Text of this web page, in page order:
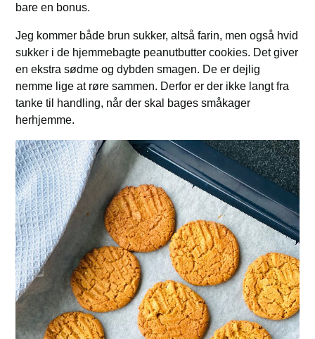
bare en bonus.
Jeg kommer både brun sukker, altså farin, men også hvid
sukker i de hjemmebagte peanutbutter cookies. Det giver
en ekstra sødme og dybden smagen. De er dejlig
nemme lige at røre sammen. Derfor er der ikke langt fra
tanke til handling, når der skal bages småkager
herhjemme.